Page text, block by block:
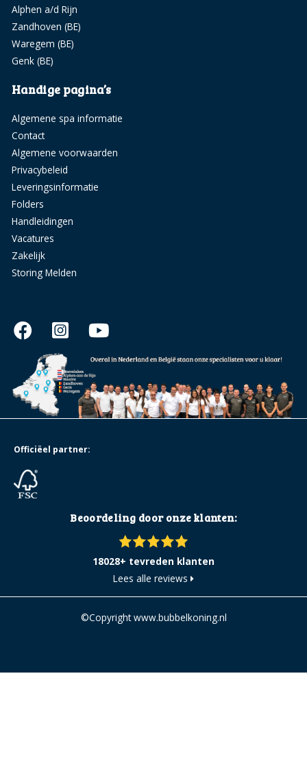
Alphen a/d Rijn
Zandhoven (BE)
Waregem (BE)
Genk (BE)
Handige pagina’s
Algemene spa informatie
Contact
Algemene voorwaarden
Privacybeleid
Leveringsinformatie
Folders
Handleidingen
Vacatures
Zakelijk
Storing Melden
Beoordeling door onze klanten:
18028+ tevreden klanten
Lees alle reviews
Officiëel partner:
©Copyright www.bubbelkoning.nl